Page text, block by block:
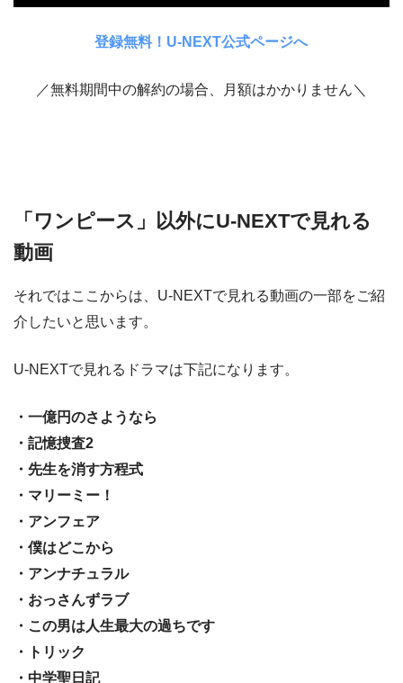
登録無料！U-NEXT公式ページへ
／無料期間中の解約の場合、月額はかかりません＼
「ワンピース」以外にU-NEXTで見れる
動画
それではここからは、U-NEXTで見れる動画の一部をご紹
介したいと思います。
U-NEXTで見れるドラマは下記になります。
・一億円のさようなら
・記憶捜査2
・先生を消す方程式
・マリーミー！
・アンフェア
・僕はどこから
・アンナチュラル
・おっさんずラブ
・この男は人生最大の過ちです
・トリック
・中学聖日記